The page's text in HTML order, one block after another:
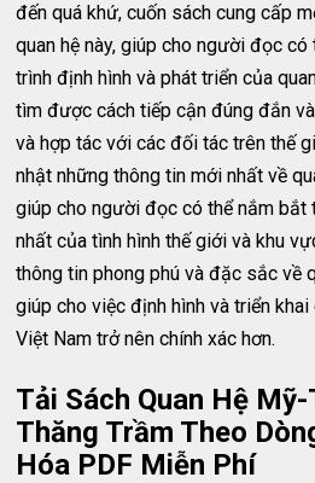
đến quá khứ, cuốn sách cung cấp
quan hệ này, giúp cho người đọc
trình định hình và phát triển của
tìm được cách tiếp cận đúng đắn
và hợp tác với các đối tác trên thế
nhật những thông tin mới nhất về
giúp cho người đọc có thể nắm bắt
nhất của tình hình thế giới và khu
thông tin phong phú và đặc sắc về
giúp cho việc định hình và triển
Việt Nam trở nên chính xác hơn.
Tải Sách Quan Hệ
Thăng Trầm Theo
Hóa PDF Miễn Phí